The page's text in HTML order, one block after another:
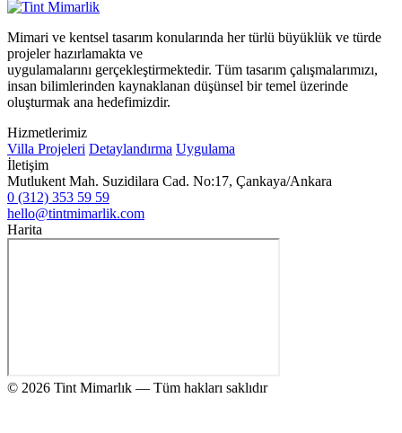
Mimari ve kentsel tasarım konularında her türlü büyüklük ve türde
projeler hazırlamakta ve
uygulamalarını gerçekleştirmektedir. Tüm tasarım çalışmalarımızı,
insan bilimlerinden kaynaklanan düşünsel bir temel üzerinde
oluşturmak ana hedefimizdir.
Hizmetlerimiz
Villa Projeleri Detaylandırma Uygulama
İletişim
Mutlukent Mah. Suzidilara Cad. No:17, Çankaya/Ankara
0 (312) 353 59 59
hello@tintmimarlik.com
Harita
© 2026 Tint Mimarlık — Tüm hakları saklıdır